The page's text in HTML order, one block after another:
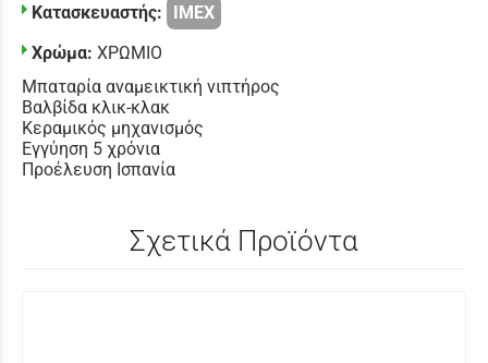
Κατασκευαστής:
IMEX
Χρώμα: ΧΡΩΜΙΟ
Μπαταρία αναμεικτική νιπτήρος
Βαλβίδα κλικ-κλακ
Κεραμικός μηχανισμός
Εγγύηση 5 χρόνια
Προέλευση Ισπανία
Σχετικά Προϊόντα